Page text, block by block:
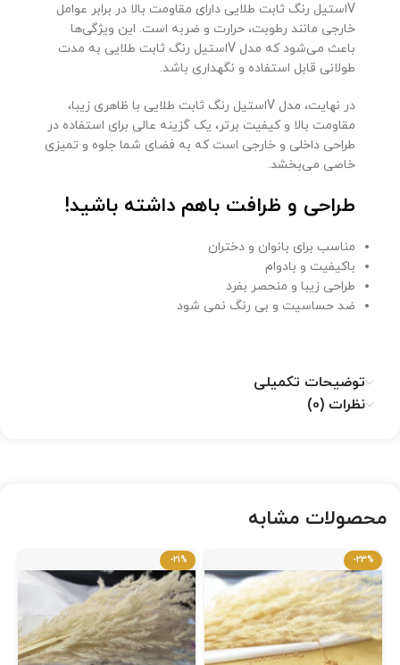
Vاستیل رنگ ثابت طلایی دارای مقاومت بالا در برابر عوامل
خارجی مانند رطوبت، حرارت و ضربه است. این ویژگی‌ها
باعث می‌شود که مدل Vاستیل رنگ ثابت طلایی به مدت
طولانی قابل استفاده و نگهداری باشد.
در نهایت، مدل Vاستیل رنگ ثابت طلایی با ظاهری زیبا،
مقاومت بالا و کیفیت برتر، یک گزینه عالی برای استفاده در
طراحی داخلی و خارجی است که به فضای شما جلوه و تمیزی
خاصی می‌بخشد.
طراحی و ظرافت باهم داشته باشید!
مناسب برای بانوان و دختران
باکیفیت و بادوام
طراحی زیبا و منحصر بفرد
ضد حساسیت و بی رنگ نمی شود
توضیحات تکمیلی
نظرات (0)
محصولات مشابه
-23%
-21%